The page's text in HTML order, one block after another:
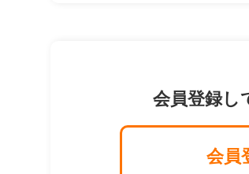
会員登録し
会員